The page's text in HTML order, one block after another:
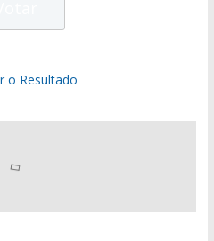
o Resultado